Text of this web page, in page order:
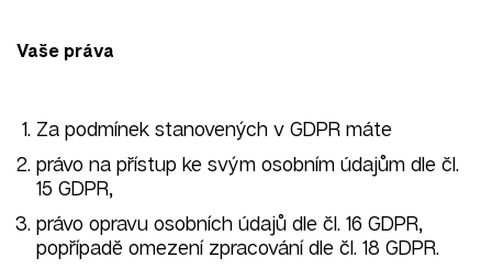
Vaše práva
Za podmínek stanovených v GDPR máte
právo na přístup ke svým osobním údajům dle čl.
15 GDPR,
právo opravu osobních údajů dle čl. 16 GDPR,
popřípadě omezení zpracování dle čl. 18 GDPR.